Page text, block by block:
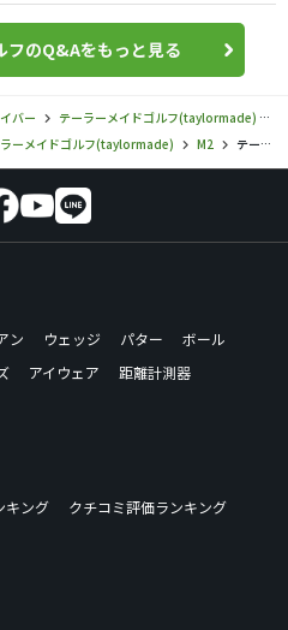
フのQ&Aをもっと見る
バー テーラーメイドゴルフ(taylormade)
ーメイドゴルフ(taylormade) M2 テーラーメイドゴルフ／M2／M2 ウィメンズ ドライバーの口コミ評価
ン ウェッジ パター
ボール
アイウェア
距離計測器
キング
クチコミ評価ランキング